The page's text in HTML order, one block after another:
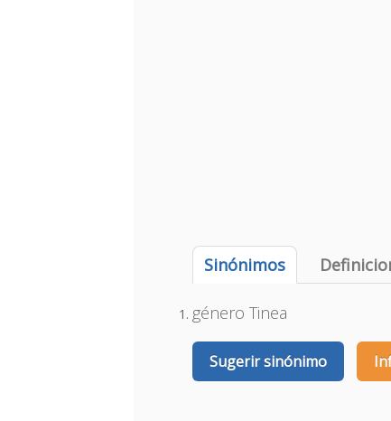
Sinónimos
género Tinea
Sugerir sinónimo